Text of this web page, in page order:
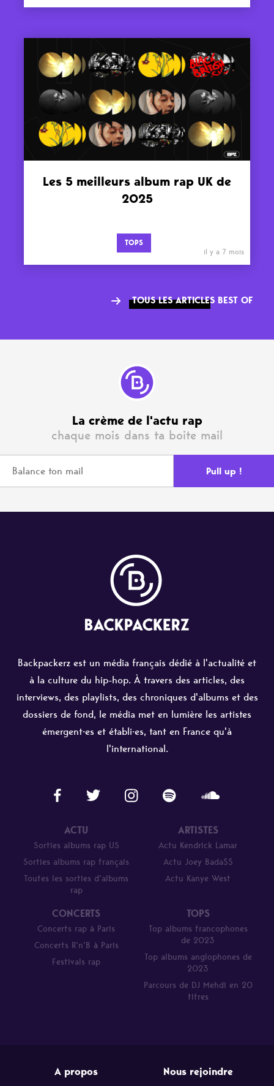
Les 5 meilleurs album rap UK de
2025
TOPS
il y a 7 mois
TOUS LES ARTICLES BEST OF
La crème de l'actu rap
chaque mois dans ta boite mail
Backpackerz est un média français dédié à l'actualité et
à la culture du hip-hop. À travers des articles, des
interviews, des playlists, des chroniques d'albums et des
dossiers de fond, le média met en lumière les artistes
émergent·es et établi·es, tant en France qu'à
l'international.
ACTU
Sorties albums rap US
Sorties albums rap français
Toutes les sorties d’albums
rap
ARTISTES
Actu Kendrick Lamar
Actu Joey Bada$$
Actu Kanye West
CONCERTS
Concerts rap à Paris
Concerts R’n’B à Paris
Festivals rap
TOPS
Top albums francophones
de 2023
Top albums anglophones de
2023
Parcours de DJ Mehdi en 20
titres
A propos Nous rejoindre